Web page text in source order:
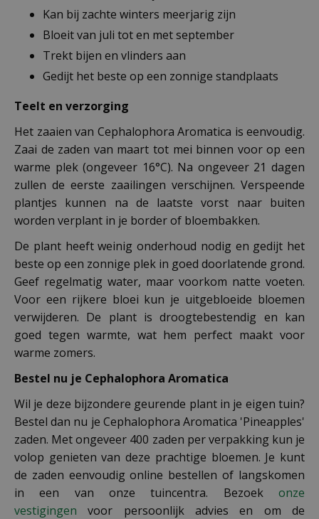
Kan bij zachte winters meerjarig zijn
Bloeit van juli tot en met september
Trekt bijen en vlinders aan
Gedijt het beste op een zonnige standplaats
Teelt en verzorging
Het zaaien van Cephalophora Aromatica is eenvoudig.
Zaai de zaden van maart tot mei binnen voor op een
warme plek (ongeveer 16°C). Na ongeveer 21 dagen
zullen de eerste zaailingen verschijnen. Verspeende
plantjes kunnen na de laatste vorst naar buiten
worden verplant in je border of bloembakken.
De plant heeft weinig onderhoud nodig en gedijt het
beste op een zonnige plek in goed doorlatende grond.
Geef regelmatig water, maar voorkom natte voeten.
Voor een rijkere bloei kun je uitgebloeide bloemen
verwijderen. De plant is droogtebestendig en kan
goed tegen warmte, wat hem perfect maakt voor
warme zomers.
Bestel nu je Cephalophora Aromatica
Wil je deze bijzondere geurende plant in je eigen tuin?
Bestel dan nu je Cephalophora Aromatica 'Pineapples'
zaden. Met ongeveer 400 zaden per verpakking kun je
volop genieten van deze prachtige bloemen. Je kunt
de zaden eenvoudig online bestellen of langskomen
in een van onze tuincentra. Bezoek onze
vestigingen voor persoonlijk advies en om de